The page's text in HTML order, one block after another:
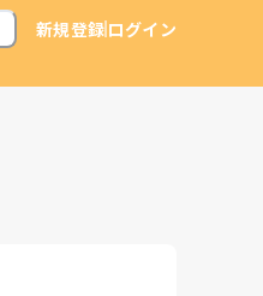
新規登録ログイン